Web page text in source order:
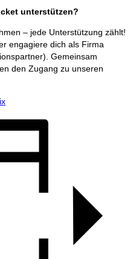
unterstützen?
– jede Unterstützung zählt!
engagiere dich als Firma
Gemeinsam
den Zugang zu unseren